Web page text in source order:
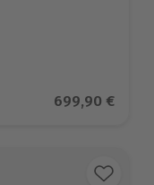
Aktueller
699,90 €